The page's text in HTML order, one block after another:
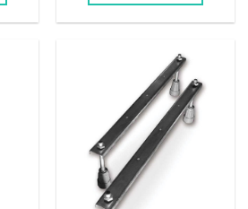
990 Ft. 700 Ft. 990 Ft.